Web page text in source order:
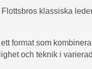
klassiska
format som
och teknik i